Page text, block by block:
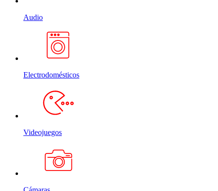
Audio
Electrodomésticos
Videojuegos